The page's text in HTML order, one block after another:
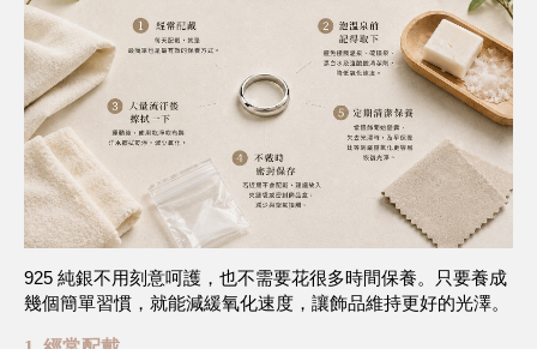
925 純銀不用刻意呵護，也不需要花很多時間保養。只要養成
幾個簡單習慣，就能減緩氧化速度，讓飾品維持更好的光澤。